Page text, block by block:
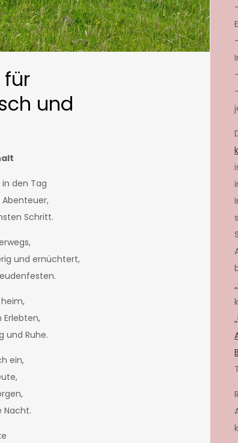
für
und
den Tag
Schritt.
und ernüchtert,
und Ruhe.
ein,
Nacht.